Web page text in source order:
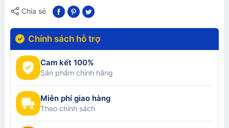
Chia sẻ
Chính sách hỗ trợ
Cam kết 100%
Sản phẩm chính hãng
Miễn phí giao hàng
Theo chính sách